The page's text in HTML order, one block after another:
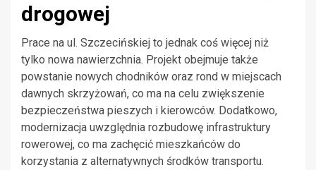
drogowej
Prace na ul. Szczecińskiej to jednak coś więcej niż
tylko nowa nawierzchnia. Projekt obejmuje także
powstanie nowych chodników oraz rond w miejscach
dawnych skrzyżowań, co ma na celu zwiększenie
bezpieczeństwa pieszych i kierowców. Dodatkowo,
modernizacja uwzględnia rozbudowę infrastruktury
rowerowej, co ma zachęcić mieszkańców do
korzystania z alternatywnych środków transportu.